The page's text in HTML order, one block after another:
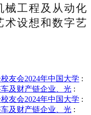
械工程及从动化
术设想和数字艺
友会2024年中国大学 :
及财产链企业、光 :
友会2024年中国大学 :
及财产链企业、光 :